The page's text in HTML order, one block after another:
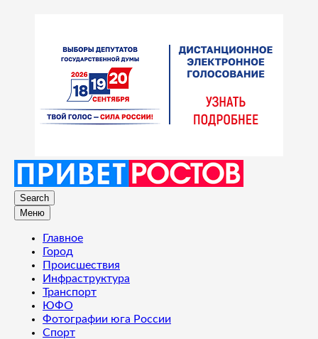
Search
Меню
Главное
Город
Происшествия
Инфраструктура
Транспорт
ЮФО
Фотографии юга России
Спорт